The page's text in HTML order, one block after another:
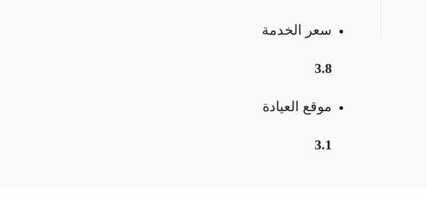
سعر الخدمة
3.8
موقع العيادة
3.1